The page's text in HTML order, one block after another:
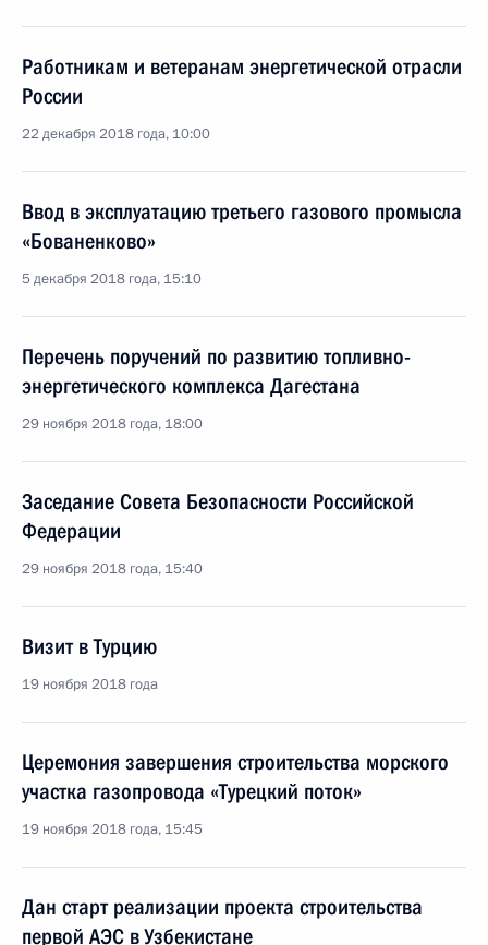
Работникам и ветеранам энергетической отрасли
России
22 декабря 2018 года, 10:00
Ввод в эксплуатацию третьего газового промысла
«Бованенково»
5 декабря 2018 года, 15:10
Перечень поручений по развитию топливно-
энергетического комплекса Дагестана
29 ноября 2018 года, 18:00
Заседание Совета Безопасности Российской
Федерации
29 ноября 2018 года, 15:40
Визит в Турцию
19 ноября 2018 года
Церемония завершения строительства морского
участка газопровода «Турецкий поток»
19 ноября 2018 года, 15:45
Дан старт реализации проекта строительства
первой АЭС в Узбекистане